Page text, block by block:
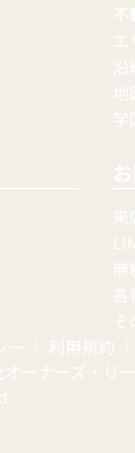
不
地
無
ー
利用規約
ーナーズ・リー